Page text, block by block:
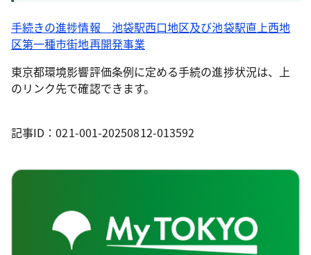
手続きの進捗情報 池袋駅西口地区及び池袋駅直上西地
区第一種市街地再開発事業
東京都環境影響評価条例に定める手続の進捗状況は、上
のリンク先で確認できます。
記事ID：021-001-20250812-013592